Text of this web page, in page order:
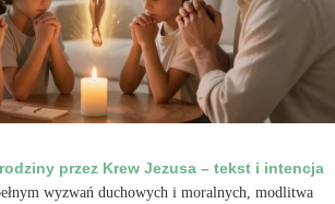
przez Krew Jezusa – tekst i intencja
wyzwań duchowych i moralnych, modlitwa